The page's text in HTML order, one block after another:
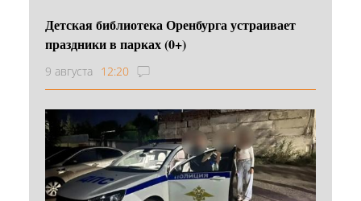
Детская библиотека Оренбурга устраивает
праздники в парках (0+)
9 августа 12:20